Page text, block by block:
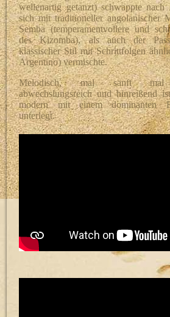
wellenartig getanzt) schwappte
sich mit traditioneller angolanischer
Semba (temperamentvollere und
des Kizomba), als auch der
klassischer Stil mit Schrittfolgen
Argentino) vermischte.
Melodisch, mal sanft mal
abwechslungsreich und hinreißend
modern mit einem dominanten
unterlegt.